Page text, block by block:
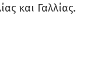
και Γαλλίας.